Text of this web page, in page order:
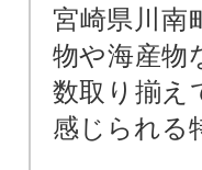
宮崎県川南
物や海産物
数取り揃え
感じられる